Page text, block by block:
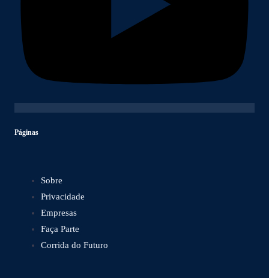
Páginas
Sobre
Privacidade
Empresas
Faça Parte
Corrida do Futuro